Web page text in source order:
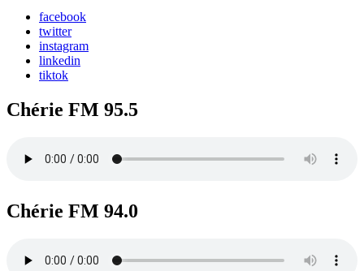
facebook
twitter
instagram
linkedin
tiktok
Chérie FM 95.5
Chérie FM 94.0